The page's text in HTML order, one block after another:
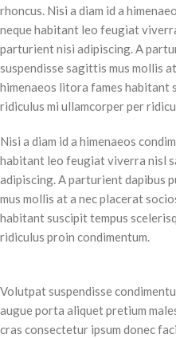
rhoncus. Nisi a diam id a
neque habitant leo feugiat
parturient nisi adipiscing. A
suspendisse sagittis mus mollis
himenaeos litora fames habitant
ridiculus mi ullamcorper per
Nisi a diam id a himenaeos
habitant leo feugiat viverra nisl
adipiscing. A parturient dapibus
mus mollis at a nec placerat
habitant suscipit tempus
ridiculus proin condimentum.
Volutpat suspendisse
augue porta aliquet pretium
cras consectetur ipsum donec